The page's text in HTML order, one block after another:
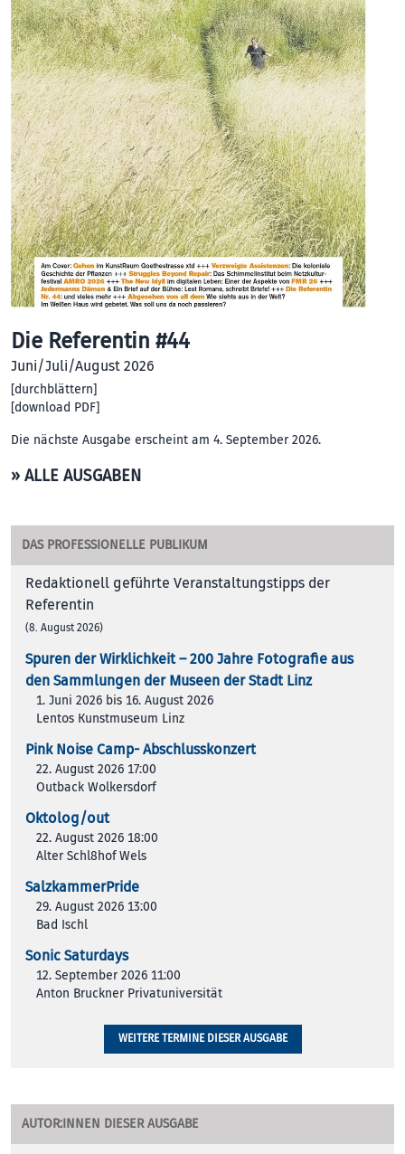
Die Referentin #44
Juni/Juli/August 2026
[durchblättern]
[download PDF]
Die nächste Ausgabe erscheint am 4. September 2026.
» ALLE AUSGABEN
DAS PROFESSIONELLE PUBLIKUM
Redaktionell geführte Veranstaltungstipps der
Referentin
(8. August 2026)
Spuren der Wirklichkeit – 200 Jah­re Foto­gra­fie aus
den Samm­lun­gen der Muse­en der Stadt Linz
1. Juni 2026 bis 16. August 2026
Lentos Kunstmuseum Linz
Pink Noise Camp- Abschlusskonzert
22. August 2026 17:00
Outback Wolkersdorf
Oktolog/out
22. August 2026 18:00
Alter Schl8hof Wels
SalzkammerPride
29. August 2026 13:00
Bad Ischl
Sonic Saturdays
12. September 2026 11:00
Anton Bruckner Privatuniversität
WEITERE TERMINE DIESER AUSGABE
AUTOR:INNEN DIESER AUSGABE